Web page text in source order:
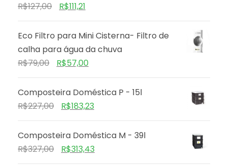
R$127,00 R$111,21
Eco Filtro para Mini Cisterna- Filtro de
calha para água da chuva
R$79,00 R$57,00
Composteira Doméstica P - 15l
R$227,00 R$183,23
Composteira Doméstica M - 39l
R$327,00 R$313,43